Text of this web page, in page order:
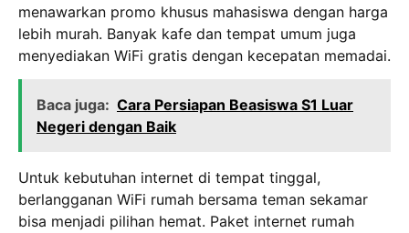
menawarkan promo khusus mahasiswa dengan harga
lebih murah. Banyak kafe dan tempat umum juga
menyediakan WiFi gratis dengan kecepatan memadai.
Baca juga: Cara Persiapan Beasiswa S1 Luar
Negeri dengan Baik
Untuk kebutuhan internet di tempat tinggal,
berlangganan WiFi rumah bersama teman sekamar
bisa menjadi pilihan hemat. Paket internet rumah